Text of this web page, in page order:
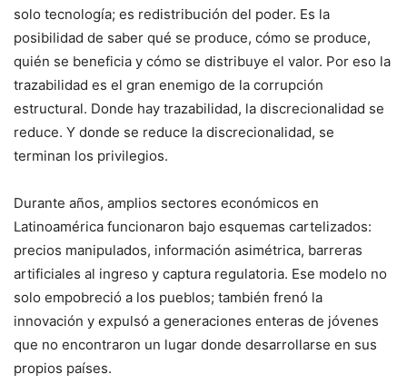
solo tecnología; es redistribución del poder. Es la
posibilidad de saber qué se produce, cómo se produce,
quién se beneficia y cómo se distribuye el valor. Por eso la
trazabilidad es el gran enemigo de la corrupción
estructural. Donde hay trazabilidad, la discrecionalidad se
reduce. Y donde se reduce la discrecionalidad, se
terminan los privilegios.
Durante años, amplios sectores económicos en
Latinoamérica funcionaron bajo esquemas cartelizados:
precios manipulados, información asimétrica, barreras
artificiales al ingreso y captura regulatoria. Ese modelo no
solo empobreció a los pueblos; también frenó la
innovación y expulsó a generaciones enteras de jóvenes
que no encontraron un lugar donde desarrollarse en sus
propios países.